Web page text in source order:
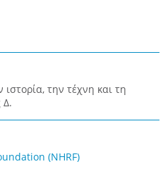
την τέχνη και τη
Δ.
(NHRF)